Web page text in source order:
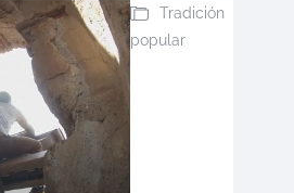
Tradición
popular